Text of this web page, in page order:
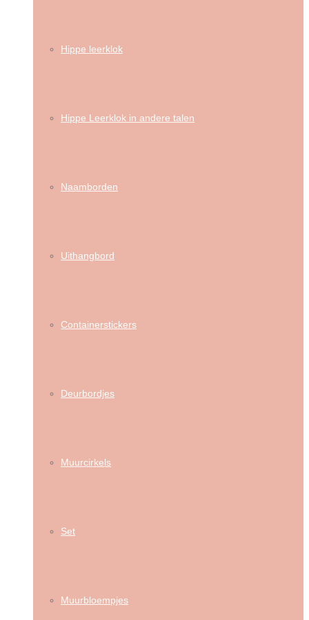
Hippe leerklok
Hippe Leerklok in andere talen
Naamborden
Uithangbord
Containerstickers
Deurbordjes
Muurcirkels
Set
Muurbloempjes